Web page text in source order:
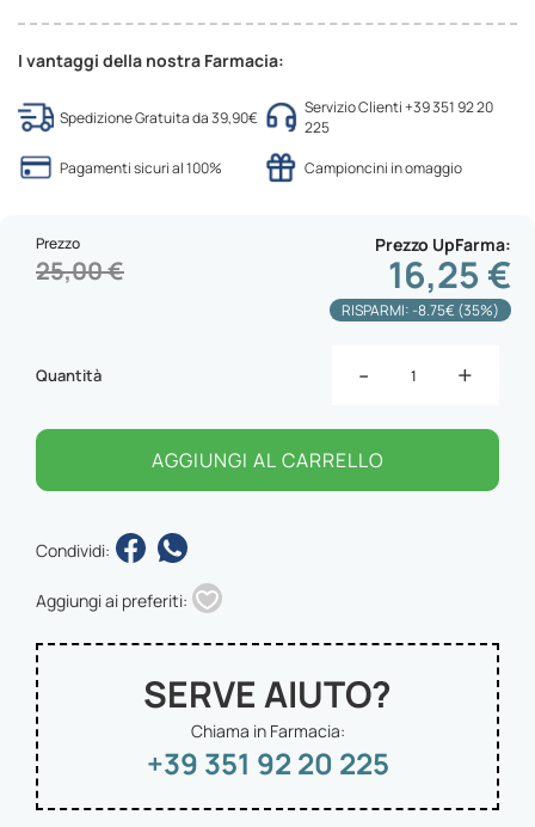
I vantaggi della nostra Farmacia:
Spedizione Gratuita da 39,90€
Servizio Clienti +39 351 92 20
225
Pagamenti sicuri al 100%
Campioncini in omaggio
Prezzo UpFarma
16,25 €
Prezzo
25,00 €
RISPARMI: -8.75€ (35%)
Quantità - +
AGGIUNGI AL CARRELLO
Condividi:
Aggiungi ai preferiti:
SERVE AIUTO?
Chiama in Farmacia:
+39 351 92 20 225